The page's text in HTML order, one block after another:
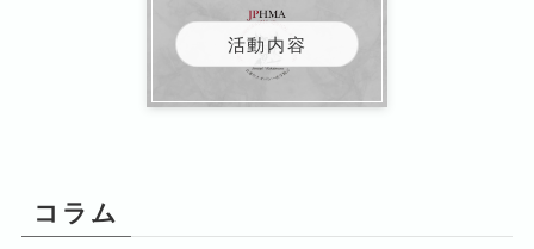
活動内容
コラム